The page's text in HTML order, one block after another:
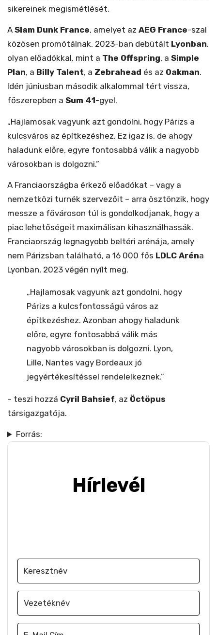
sikereinek megismétlését.
A Slam Dunk France, amelyet az AEG France-szal
közösen promótálnak, 2023-ban debütált Lyonban,
olyan előadókkal, mint a The Offspring, a Simple
Plan, a Billy Talent, a Zebrahead és az Oakman.
Idén júniusban második alkalommal tért vissza,
főszerepben a Sum 41-gyel.
„Hajlamosak vagyunk azt gondolni, hogy Párizs a
kulcsváros az építkezéshez. Ez igaz is, de ahogy
haladunk előre, egyre fontosabbá válik a nagyobb
városokban is dolgozni.”
A Franciaországba érkező előadókat – vagy a
nemzetközi turnék szervezőit – arra ösztönzik, hogy
messze a fővároson túl is gondolkodjanak, hogy a
piac lehetőségeit maximálisan kihasználhassák.
Franciaország legnagyobb beltéri arénája, amely
nem Párizsban található, a 16 000 fős LDLC Aréna
Lyonban, 2023 végén nyílt meg.
„Hajlamosak vagyunk azt gondolni, hogy
Párizs a kulcsfontosságú város az
építkezéshez. Azonban ahogy haladunk
előre, egyre fontosabbá válik más
nagyobb városokban is dolgozni. Lyon,
Lille, Nantes vagy Bordeaux jó
jegyértékesítéssel rendelelkeznek.”
– teszi hozzá Cyril Bahsief, az Öctöpus
társigazgatója.
Forrás:
Hírlevél